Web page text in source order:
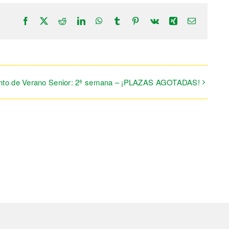
Facebook RedditLinkedInWhatsApp
Tumblr Pinterest
Vk XingCorreo
de Verano Senior: 2ª semana – ¡PLAZAS AGOTADAS!